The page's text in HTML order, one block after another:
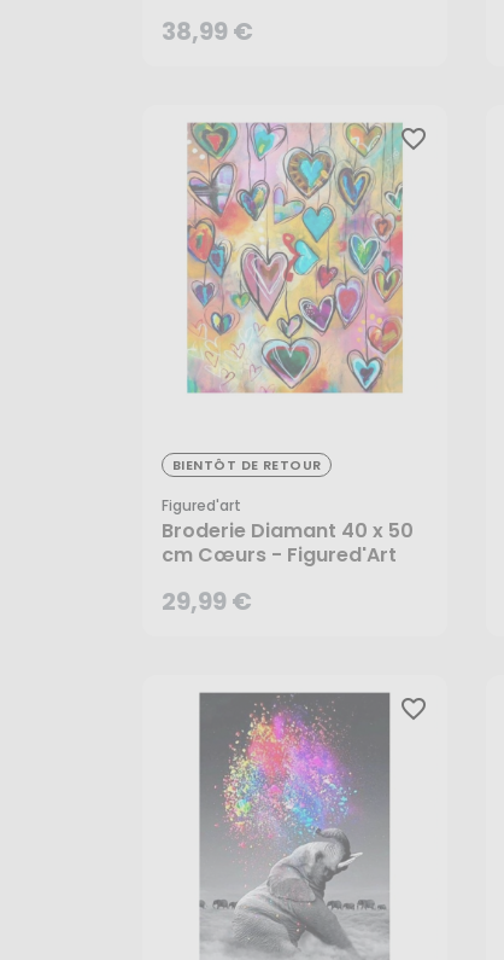
38,99 €CRÉER UNE ALERTE
favorite_border
BIENTÔT DE RETOUR
Figured'art
Broderie Diamant 40 x 50
cm Cœurs - Figured'Art
29,99 €
29,99 €
CRÉER UNE ALERTE
favorite_border